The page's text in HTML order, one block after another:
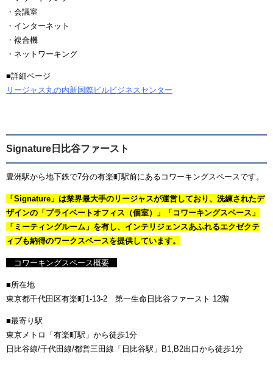
・会議室
・インターネット
・複合機
・ネットワーキング
■詳細ページ
リージャス丸の内新国際ビルビジネスセンター
Signature日比谷ファースト
豊洲駅から地下鉄で7分の有楽町駅前にあるコワーキングスペースです。
「Signature」は業界最大手のリージャスが運営しており、洗練されたデ
ザインの「プライベートオフィス（個室）」「コワーキングスペース」
「ミーティングルーム」を有し、インテリジェンスあふれるエクゼクテ
ィブも納得のワークスペースを提供しています。
コワーキングスペース概要
■所在地
東京都千代田区有楽町1-13-2 第一生命日比谷ファースト 12階
■最寄り駅
東京メトロ「有楽町駅」から徒歩1分
日比谷線/千代田線/都営三田線「日比谷駅」B1,B2出口から徒歩1分